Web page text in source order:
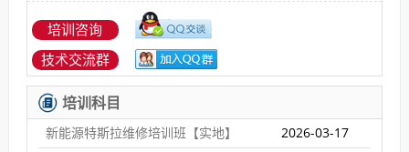
培训咨询
技术交流群
培训科目
新能源特斯拉维修培训班【实地】
2026-03-17